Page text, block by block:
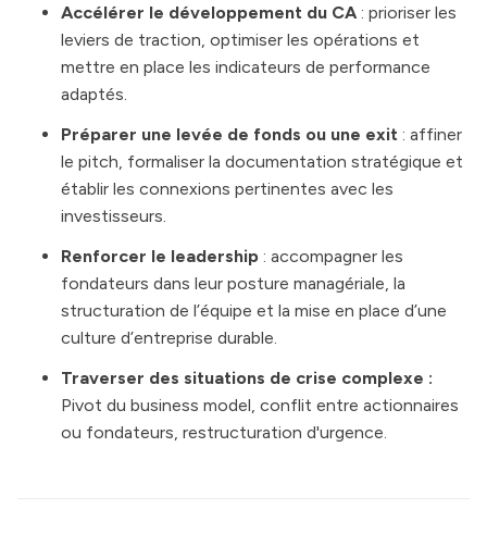
Accélérer le développement du CA : prioriser les
leviers de traction, optimiser les opérations et
mettre en place les indicateurs de performance
adaptés.
Préparer une levée de fonds ou une exit : affiner
le pitch, formaliser la documentation stratégique et
établir les connexions pertinentes avec les
investisseurs.
Renforcer le leadership : accompagner les
fondateurs dans leur posture managériale, la
structuration de l’équipe et la mise en place d’une
culture d’entreprise durable.
Traverser des situations de crise complexe :
Pivot du business model, conflit entre actionnaires
ou fondateurs, restructuration d'urgence.